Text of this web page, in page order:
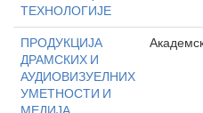
ТЕХНОЛОГИЈЕ
ПРОДУКЦИЈА
ДРАМСКИХ И
АУДИОВИЗУЕЛНИХ
УМЕТНОСТИ И